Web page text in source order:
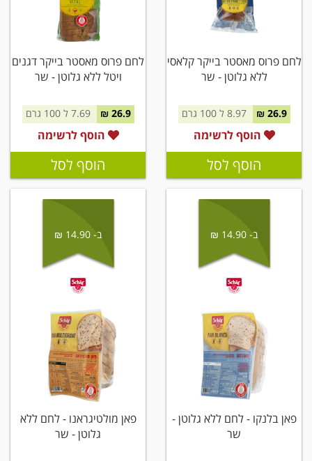
לחם פרוס מאסטר בייקר קלאסי
ללא גלוטן - שר
26.9 ₪ 8.97 ל 100 גרם
הוסף לרשימה
הוסף לסל
לחם פרוס מאסטר בייקר דגנים
ויטל ללא גלוטן - שר
26.9 ₪ 7.69 ל 100 גרם
הוסף לרשימה
הוסף לסל
ב- 14.90 ₪
פאן בלנקו - לחם ללא גלוטן -
שר
ב- 14.90 ₪
פאן מולטיגראנו - לחם ללא
גלוטן - שר